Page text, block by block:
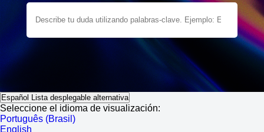
Español Lista desplegable alternativa
Seleccione el idioma de visualización:
Português (Brasil)
English